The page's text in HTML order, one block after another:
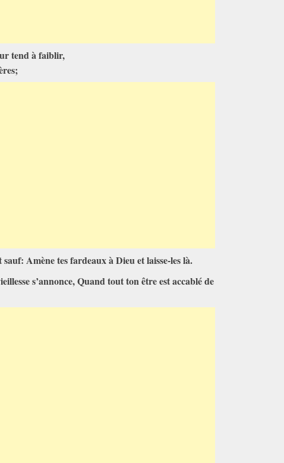
tend à faiblir,
Amène tes fardeaux à Dieu et laisse-les là.
s’annonce, Quand tout ton être est accablé de